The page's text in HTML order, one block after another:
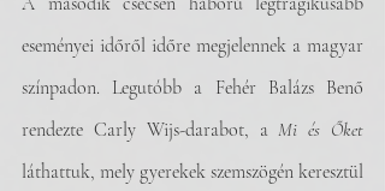
eseményei időről időre megjelennek a magyar
színpadon. Legutóbb a Fehér Balázs Benő
rendezte Carly Wijs-darabot, a Mi és Őket
láthattuk, mely gyerekek szemszögén keresztül